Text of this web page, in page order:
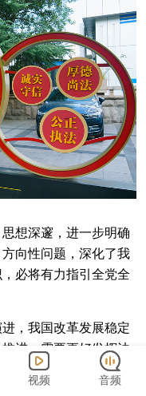
想深邃，进一步明确
向性问题，深化了我
必将有力指引全党全
，我国改革发展稳定
进，需要更好发挥法
面推进依法治国，是
大问题，解放和增强
视频 音频